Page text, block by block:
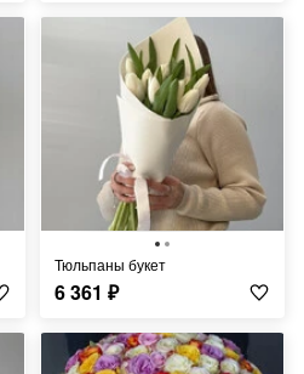
Тюльпаны букет
6 361 ₽